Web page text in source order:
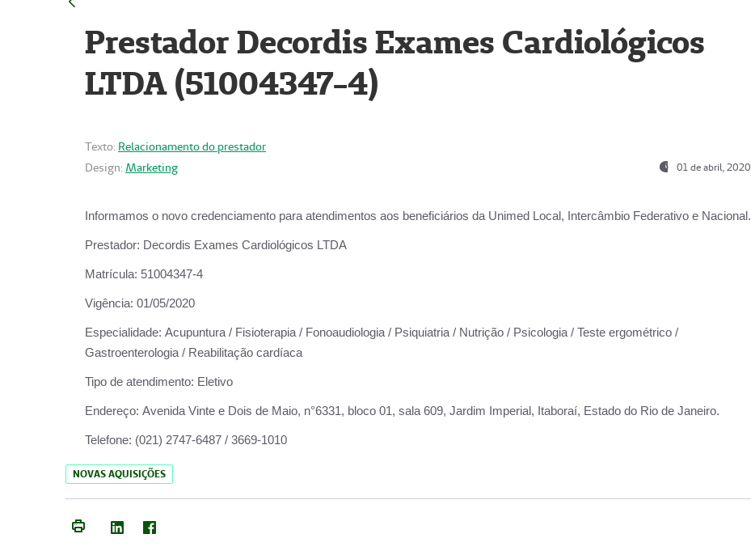
Prestador Decordis Exames Cardiológicos
LTDA (51004347-4)
Texto: Relacionamento do prestador
Design: Marketing 01 de abril, 2020
Informamos o novo credenciamento para atendimentos aos beneficiários da Unimed Local, Intercâmbio Federativo e Nacional.
Prestador: Decordis Exames Cardiológicos LTDA
Matrícula: 51004347-4
Vigência: 01/05/2020
Especialidade: Acupuntura / Fisioterapia / Fonoaudiologia / Psiquiatria / Nutrição / Psicologia / Teste ergométrico /
Gastroenterologia / Reabilitação cardíaca
Tipo de atendimento: Eletivo
Endereço: Avenida Vinte e Dois de Maio, n°6331, bloco 01, sala 609, Jardim Imperial, Itaboraí, Estado do Rio de Janeiro.
Telefone: (021) 2747-6487 / 3669-1010
NOVAS AQUISIÇÕES